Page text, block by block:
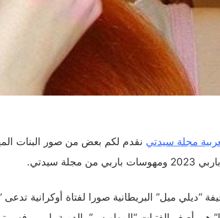
مجلة سيدتي نقدم لكم بعض من صور البنات
من مجلة سيدتي.
“ديلي ميل” البريطانية صورا لفتاة أوكرانية